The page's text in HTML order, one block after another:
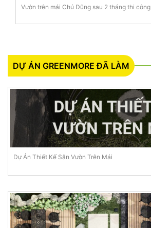
Vườn trên mái Chú Dũng sau 2 tháng thi công
DỰ ÁN GREENMORE ĐÃ LÀM
Dự Án Thiết Kế Sân Vườn Trên Mái